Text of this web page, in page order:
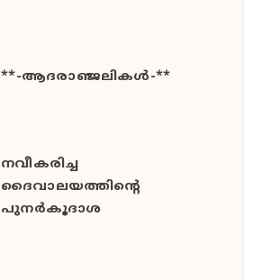
**-ആദരാഞ്ജലികൾ-**
നവീകരിച്ച
ദൈവാലയത്തിന്റെ
പുനർകൂദാശ